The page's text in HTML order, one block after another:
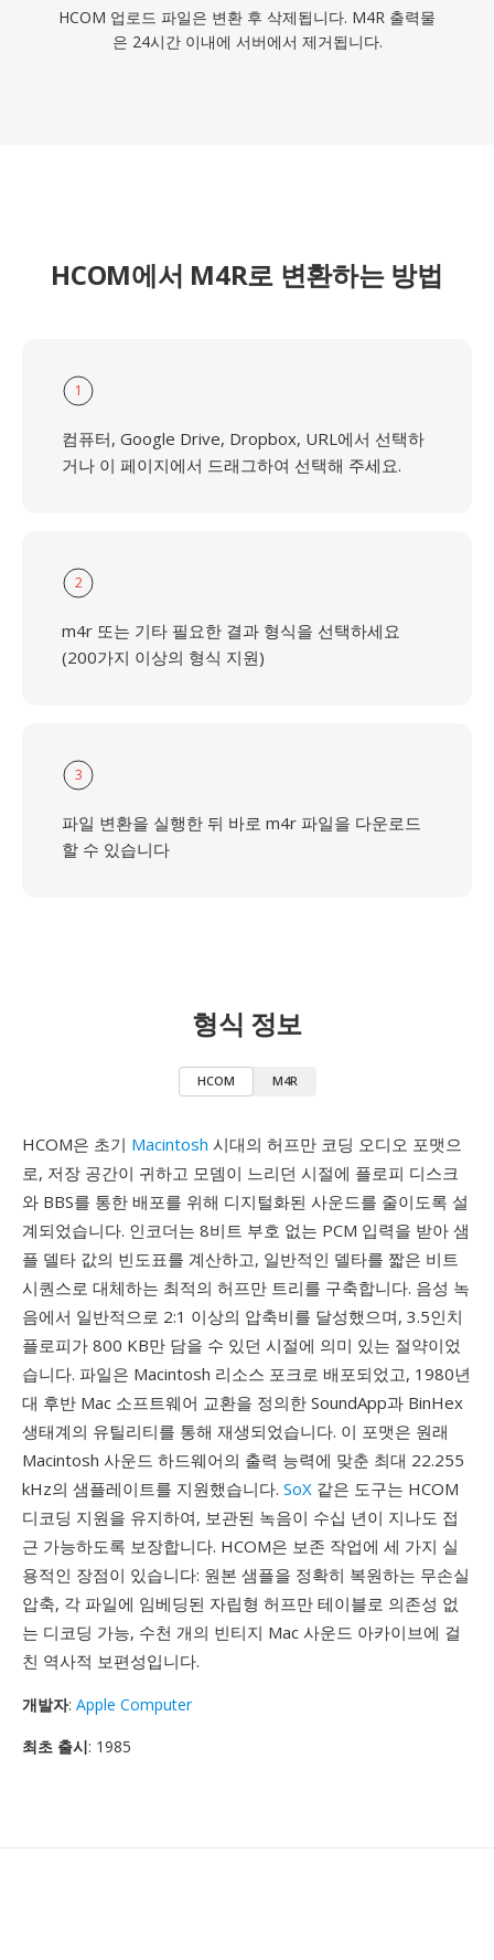
HCOM 업로드 파일은 변환 후 삭제됩니다. M4R 출력물
은 24시간 이내에 서버에서 제거됩니다.
HCOM에서 M4R로 변환하는 방법
1
컴퓨터, Google Drive, Dropbox, URL에서 선택하
거나 이 페이지에서 드래그하여 선택해 주세요.
2
m4r 또는 기타 필요한 결과 형식을 선택하세요
(200가지 이상의 형식 지원)
3
파일 변환을 실행한 뒤 바로 m4r 파일을 다운로드
할 수 있습니다
형식 정보
HCOM M4R
HCOM은 초기 Macintosh 시대의 허프만 코딩 오디오 포맷으
로, 저장 공간이 귀하고 모뎀이 느리던 시절에 플로피 디스크
와 BBS를 통한 배포를 위해 디지털화된 사운드를 줄이도록 설
계되었습니다. 인코더는 8비트 부호 없는 PCM 입력을 받아 샘
플 델타 값의 빈도표를 계산하고, 일반적인 델타를 짧은 비트
시퀀스로 대체하는 최적의 허프만 트리를 구축합니다. 음성 녹
음에서 일반적으로 2:1 이상의 압축비를 달성했으며, 3.5인치
플로피가 800 KB만 담을 수 있던 시절에 의미 있는 절약이었
습니다. 파일은 Macintosh 리소스 포크로 배포되었고, 1980년
대 후반 Mac 소프트웨어 교환을 정의한 SoundApp과 BinHex
생태계의 유틸리티를 통해 재생되었습니다. 이 포맷은 원래
Macintosh 사운드 하드웨어의 출력 능력에 맞춘 최대 22.255
kHz의 샘플레이트를 지원했습니다. SoX 같은 도구는 HCOM
디코딩 지원을 유지하여, 보관된 녹음이 수십 년이 지나도 접
근 가능하도록 보장합니다. HCOM은 보존 작업에 세 가지 실
용적인 장점이 있습니다: 원본 샘플을 정확히 복원하는 무손실
압축, 각 파일에 임베딩된 자립형 허프만 테이블로 의존성 없
는 디코딩 가능, 수천 개의 빈티지 Mac 사운드 아카이브에 걸
친 역사적 보편성입니다.
개발자: Apple Computer
최초 출시: 1985